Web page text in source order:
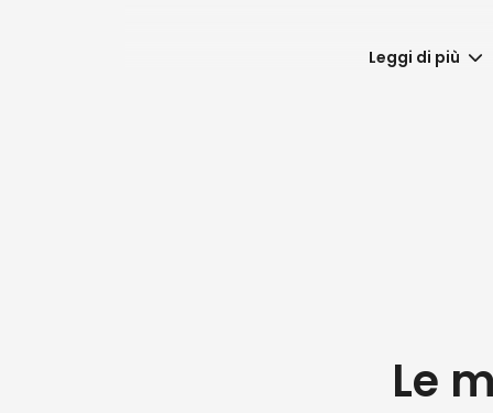
L'ingresso al Museo di San
Leggi di più
Le